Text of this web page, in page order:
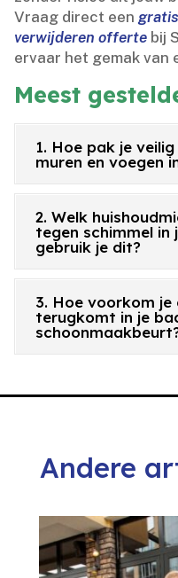
Vraag direct een
verwijderen offerte bij
ervaar het gemak van
Meest
1. Hoe pak je
muren en voegen
2. Welk
tegen schimmel in
gebruik je dit?
3. Hoe voorkom
terugkomt in je
Andere